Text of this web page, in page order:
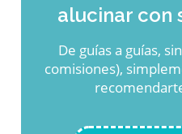
alucinar con
De guías a guías,
comisiones),